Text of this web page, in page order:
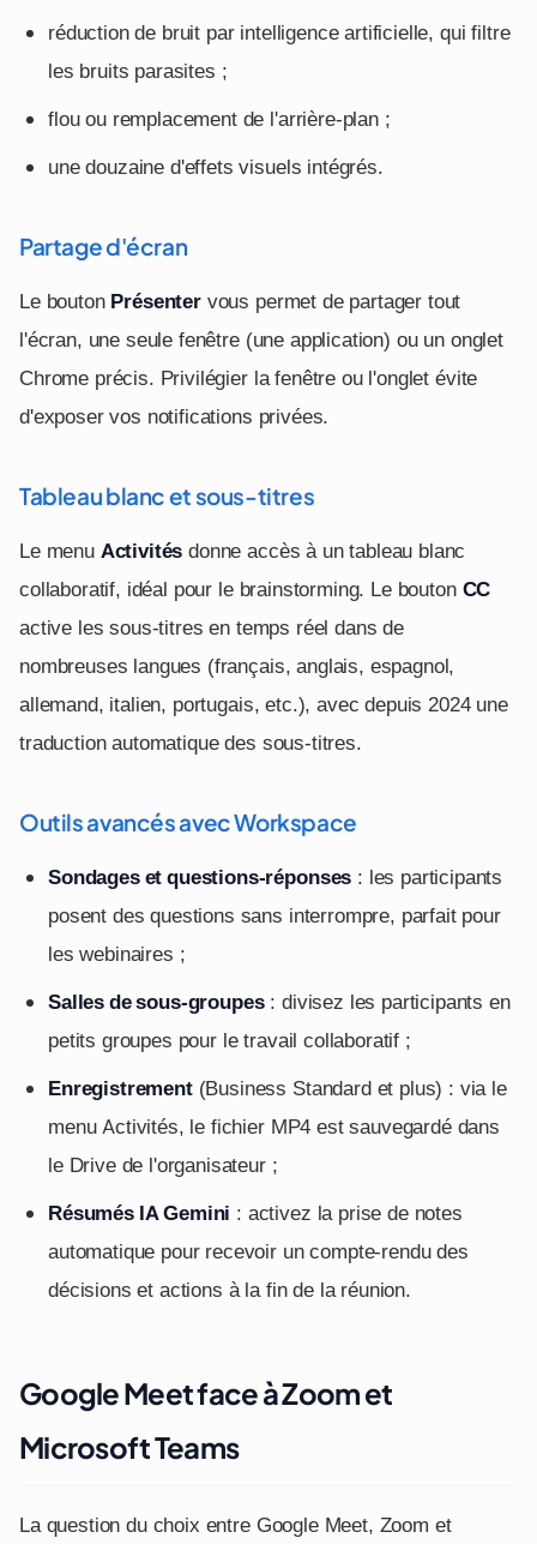
réduction de bruit par intelligence artificielle, qui filtre
les bruits parasites ;
flou ou remplacement de l'arrière-plan ;
une douzaine d'effets visuels intégrés.
Partage d'écran
Le bouton Présentervous permet de partager tout
l'écran, une seule fenêtre (une application) ou un onglet
Chrome précis. Privilégier la fenêtre ou l'onglet évite
d'exposer vos notifications privées.
Tableau blanc et sous-titres
Le menu Activités donne accès à un tableau blanc
collaboratif, idéal pour le brainstorming. Le bouton CC
active les sous-titres en temps réel dans de
nombreuses langues (français, anglais, espagnol,
allemand, italien, portugais, etc.), avec depuis 2024 une
traduction automatique des sous-titres.
Outils avancés avec Workspace
Sondages et questions-réponses : les participants
posent des questions sans interrompre, parfait pour
les webinaires ;
Salles de sous-groupes: divisez les participants en
petits groupes pour le travail collaboratif ;
Enregistrement(Business Standard et plus) : via le
menu Activités, le fichier MP4 est sauvegardé dans
le Drive de l'organisateur ;
Résumés IA Gemini : activez la prise de notes
automatique pour recevoir un compte-rendu des
décisions et actions à la fin de la réunion.
Google Meet face à Zoom et
Microsoft Teams
La question du choix entre Google Meet, Zoom et